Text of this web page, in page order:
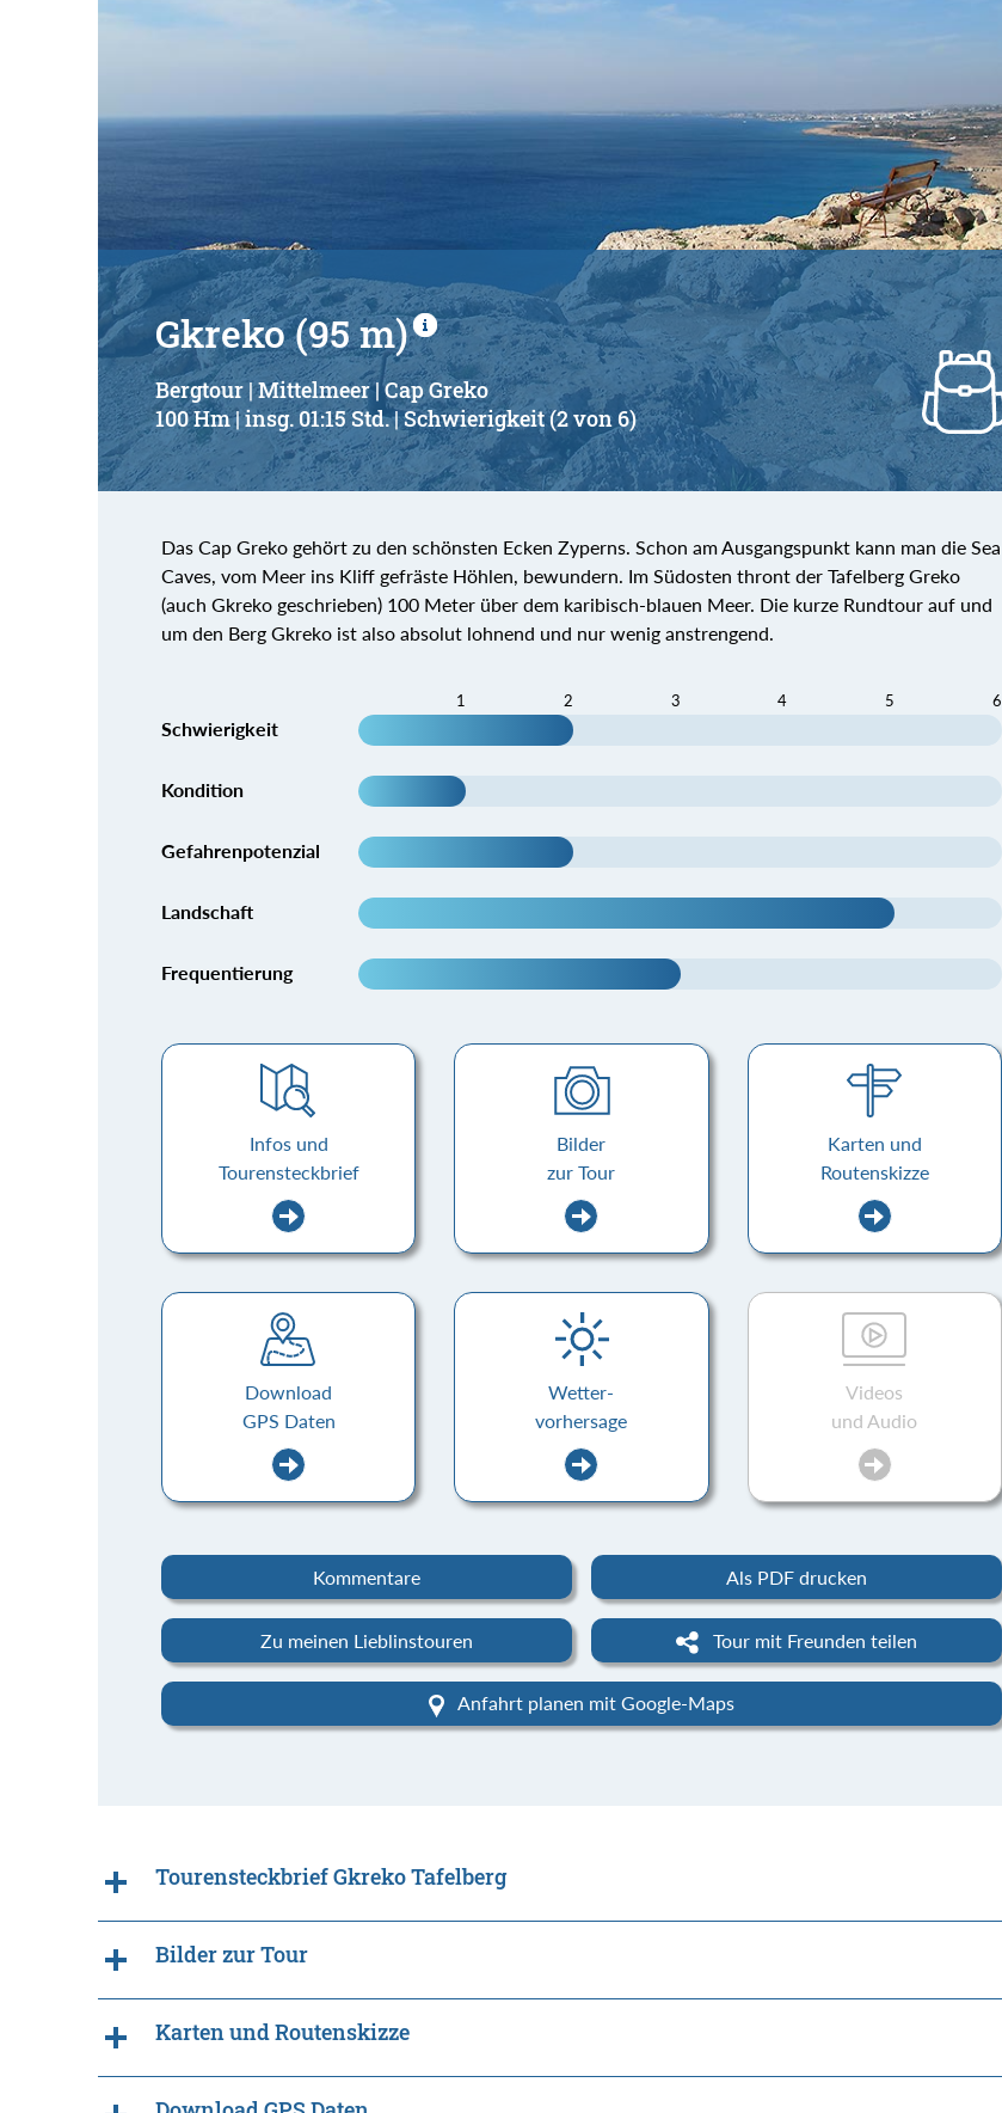
Gkreko (95 m)
Bergtour | Mittelmeer | Cap Greko
100 Hm | insg. 01:15 Std. | Schwierigkeit (2 von 6)
Das Cap Greko gehört zu den schönsten Ecken Zyperns. Schon am Ausgangspunkt kann man die Sea
Caves, vom Meer ins Kliff gefräste Höhlen, bewundern. Im Südosten thront der Tafelberg Greko
(auch Gkreko geschrieben) 100 Meter über dem karibisch-blauen Meer. Die kurze Rundtour auf und
um den Berg Gkreko ist also absolut lohnend und nur wenig anstrengend.
1 2 3 4 5 6
Schwierigkeit
Kondition
Gefahrenpotenzial
Landschaft
Frequentierung
Infos und
Tourensteckbrief
Bilder
zur Tour
Karten und
Routenskizze
Download
GPS Daten
Wetter-
vorhersage
Videos
und Audio
Kommentare Als PDF drucken
Zu meinen Lieblinstouren Tour mit Freunden teilen
Anfahrt planen mit Google-Maps
Tourensteckbrief Gkreko Tafelberg
Bilder zur Tour
Karten und Routenskizze